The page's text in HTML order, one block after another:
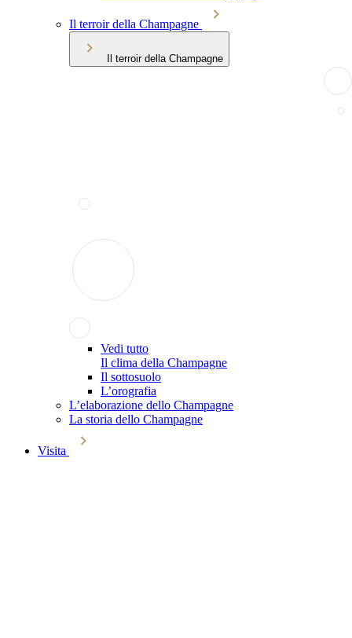
Il terroir della Champagne
Il terroir della Champagne
Vedi tutto
Il clima della Champagne
Il sottosuolo
L’orografia
L’elaborazione dello Champagne
La storia dello Champagne
Visita